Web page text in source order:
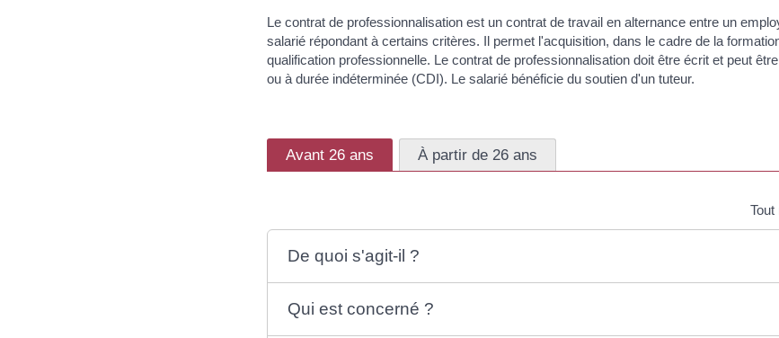
Le contrat de professionnalisation est un contrat de travail en alternance entre un
salarié répondant à certains critères. Il permet l'acquisition, dans le cadre de la
qualification professionnelle. Le contrat de professionnalisation doit être écrit et peut
ou à durée indéterminée (CDI). Le salarié bénéficie du soutien d'un tuteur.
Avant 26 ans À partir de 26 ans
Tout
De quoi s'agit-il ?
Qui est concerné ?